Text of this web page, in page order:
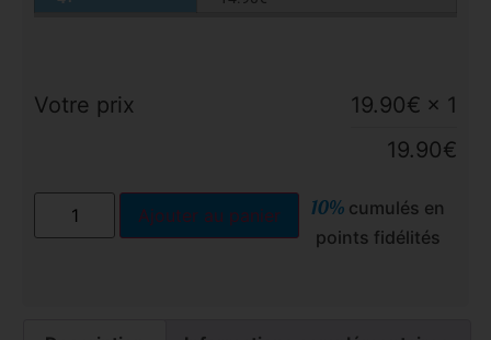
Votre prix 19.90€ × 1
19.90€
Ajouter au panier 10% cumulés en
points fidélités